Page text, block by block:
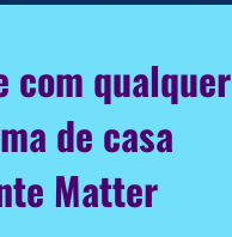
com qualquer
de casa
Matter